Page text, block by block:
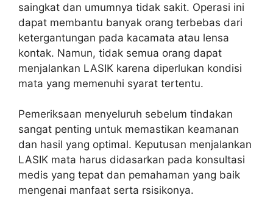
saingkat dan umumnya tidak sakit. Operasi ini
dapat membantu banyak orang terbebas dari
ketergantungan pada kacamata atau lensa
kontak. Namun, tidak semua orang dapat
menjalankan LASIK karena diperlukan kondisi
mata yang memenuhi syarat tertentu.
Pemeriksaan menyeluruh sebelum tindakan
sangat penting untuk memastikan keamanan
dan hasil yang optimal. Keputusan menjalankan
LASIK mata harus didasarkan pada konsultasi
medis yang tepat dan pemahaman yang baik
mengenai manfaat serta rsisikonya.